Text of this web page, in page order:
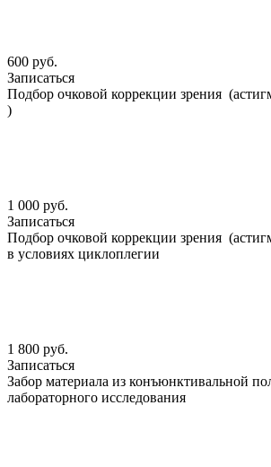
600 руб.
Записаться
Подбор очковой коррекции зрения
)
1 000 руб.
Записаться
Подбор очковой коррекции зрения
в условиях циклоплегии
1 800 руб.
Записаться
Забор материала из конъюнктивальной
лабораторного исследования